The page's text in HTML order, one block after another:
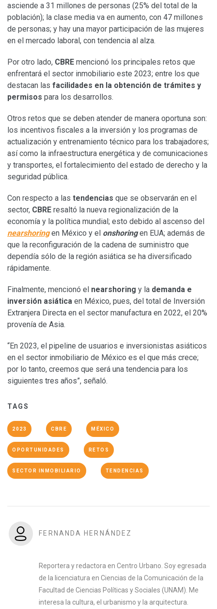
asciende a 31 millones de personas (25% del total de la
población); la clase media va en aumento, con 47 millones
de personas; y hay una mayor participación de las mujeres
en el mercado laboral, con tendencia al alza.
Por otro lado, CBRE mencionó los principales retos que
enfrentará el sector inmobiliario este 2023; entre los que
destacan las facilidades en la obtención de trámites y
permisos para los desarrollos.
Otros retos que se deben atender de manera oportuna son:
los incentivos fiscales a la inversión y los programas de
actualización y entrenamiento técnico para los trabajadores;
así como la infraestructura energética y de comunicaciones
y transportes, el fortalecimiento del estado de derecho y la
seguridad pública.
Con respecto a las tendencias que se observarán en el
sector, CBRE resaltó la nueva regionalización de la
economía y la política mundial; esto debido al ascenso del
nearshoringen México y el onshoringen EUA; además de
que la reconfiguración de la cadena de suministro que
dependía sólo de la región asiática se ha diversificado
rápidamente.
Finalmente, mencionó el nearshoring y la demanda e
inversión asiática en México, pues, del total de Inversión
Extranjera Directa en el sector manufactura en 2022, el 20%
provenía de Asia.
“En 2023, el pipeline de usuarios e inversionistas asiáticos
en el sector inmobiliario de México es el que más crece;
por lo tanto, creemos que será una tendencia para los
siguientes tres años”, señaló.
TAGS
2023 CBRE MÉXICO
OPORTUNIDADES RETOS
SECTOR INMOBILIARIO TENDENCIAS
FERNANDA HERNÁNDEZ
Reportera y redactora en Centro Urbano. Soy egresada
de la licenciatura en Ciencias de la Comunicación de la
Facultad de Ciencias Políticas y Sociales (UNAM). Me
interesa la cultura, el urbanismo y la arquitectura.